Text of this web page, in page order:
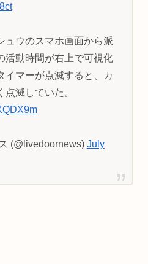
ュウのスマホ画面から派
活動時間が右上で可視化
イマーが点滅すると、カ
滅していた。
(@livedoornews) July